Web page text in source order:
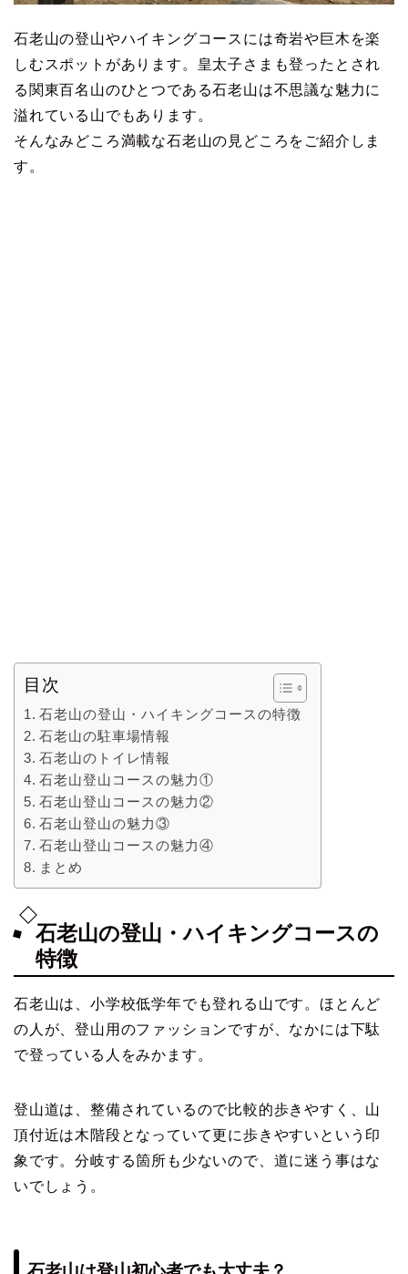
石老山の登山やハイキングコースには奇岩や巨木を楽
しむスポットがあります。皇太子さまも登ったとされ
る関東百名山のひとつである石老山は不思議な魅力に
溢れている山でもあります。
そんなみどころ満載な石老山の見どころをご紹介しま
す。
目次
石老山の登山・ハイキングコースの特徴
石老山の駐車場情報
石老山のトイレ情報
石老山登山コースの魅力①
石老山登山コースの魅力②
石老山登山の魅力③
石老山登山コースの魅力④
まとめ
石老山の登山・ハイキングコースの
特徴
石老山は、小学校低学年でも登れる山です。ほとんど
の人が、登山用のファッションですが、なかには下駄
で登っている人をみかます。
登山道は、整備されているので比較的歩きやすく、山
頂付近は木階段となっていて更に歩きやすいという印
象です。分岐する箇所も少ないので、道に迷う事はな
いでしょう。